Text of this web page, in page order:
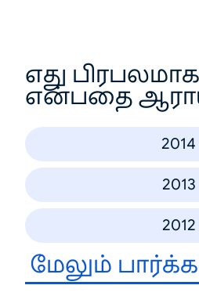
எது
என்பதை
2014
2013
2012
மேலும்